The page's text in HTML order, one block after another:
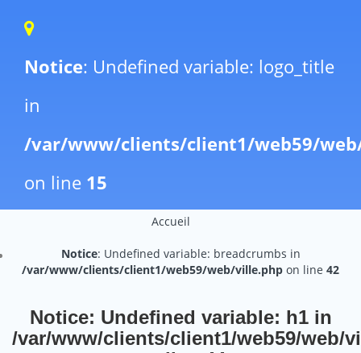
Notice: Undefined variable: logo_title
in
/var/www/clients/client1/web59/
on line 15
Accueil
Notice: Undefined variable: breadcrumbs in
/var/www/clients/client1/web59/web/ville.php on line 42
Notice: Undefined variable: h1 in
/var/www/clients/client1/web59/web/